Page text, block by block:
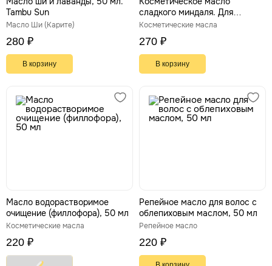
Tambu Sun
Масло Ши (Карите)
280 ₽
В корзину
сладкого миндаля. Для
чувствительной кожи, 30 мл
Косметические масла
270 ₽
В корзину
Масло водорастворимое
очищение (филлофора), 50 мл
Косметические масла
220 ₽
Репейное масло для волос с
облепиховым маслом, 50 мл
Репейное масло
220 ₽